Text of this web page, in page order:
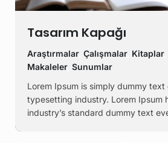
Tasarım Kapağı
Araştırmalar, Çalışmalar, Kitaplar,
Makaleler, Sunumlar
Lorem Ipsum is simply dummy
typesetting industry. Lorem Ipsum
industry’s standard dummy text